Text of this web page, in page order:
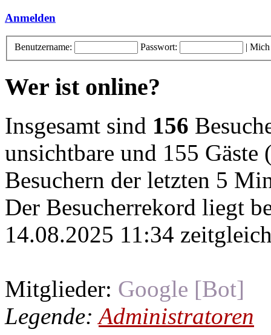
Anmelden
Benutzername: Passwort: | Mich
Wer ist online?
Insgesamt sind 156
unsichtbare und 155 Gäste
Besuchern der letzten 5
Der Besucherrekord liegt
14.08.2025 11:34
Mitglieder: Google [Bot]
Legende:Administratoren